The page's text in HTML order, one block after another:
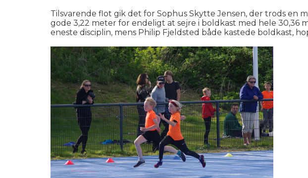
Tilsvarende flot gik det for Sophus Skytte Jensen, der trods en
gode 3,22 meter for endeligt at sejre i boldkast med hele 30,36
eneste disciplin, mens Philip Fjeldsted både kastede boldkast,